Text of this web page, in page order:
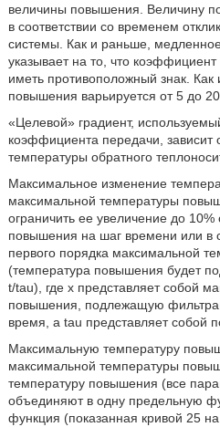
величины повышения. Величину
в соответствии со временем
системы. Как и раньше,
указывает на то, что
иметь противоположный знак.
повышения варьируется от 5 до
«Целевой» градиент,
коэффициента передачи, зависит
температуры обратного
Максимальное изменение
максимальной температуры
ограничить ее увеличение до
повышения на шаг времени или в
первого порядка максимальной
(температура повышения будет
t/tau), где x представляет собой
повышения, подлежащую
время, a tau представляет собой
Максимальную температуру
максимальной температуры
температуру повышения (все
объединяют в одну предельную
функция (показанная кривой 25